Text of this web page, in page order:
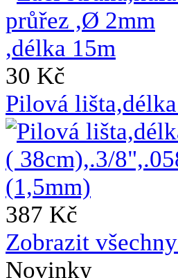
30 Kč
Pilová
387 Kč
Zobrazit
Novinky